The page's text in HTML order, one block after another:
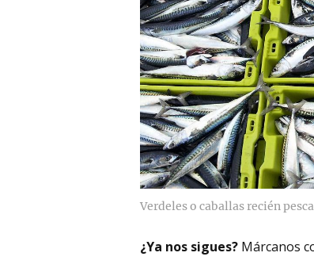
Verdeles o caballas recién
¿Ya nos sigues? Márcanos